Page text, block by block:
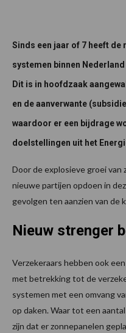
Sinds een jaar of 7 heeft de
systemen binnen
Dit is in hoofdzaak
en de aanverwante
waardoor er een bijdrage
doelstellingen uit het
Door de explosieve groei van
nieuwe partijen opdoen in
gevolgen ten aanzien van de
Nieuw strenger
Verzekeraars hebben ook
met betrekking tot de
systemen met een omvang
op daken. Waar tot een
zijn dat er zonnepanelen